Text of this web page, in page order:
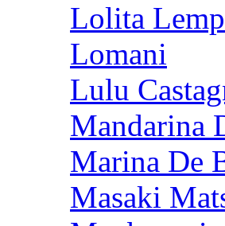
Lolita
Lomani
Lulu
Mandarina
Marina De
Masaki